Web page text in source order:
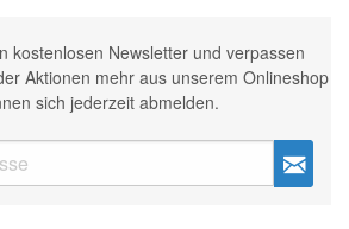
kostenlosen Newsletter und verpassen
Aktionen mehr aus unserem Onlineshop
sich jederzeit abmelden.